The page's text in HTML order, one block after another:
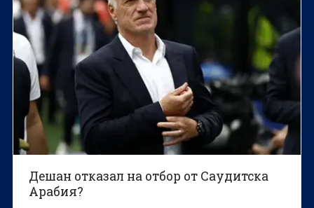
Дешан отказал на отбор от Саудитска
Арабия?